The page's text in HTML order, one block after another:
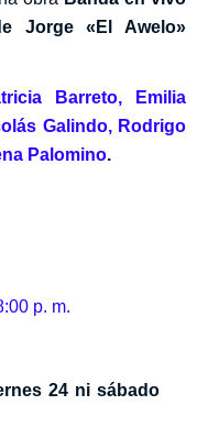
Jorge «El Awelo»
Barreto,
Emilia
Galindo, Rodrigo
Palomino.
p. m.
24 ni sábado